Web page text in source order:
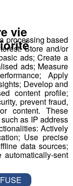
preuves pour
sa maison
de plancher
de Santé.
Grand Frais, à
processing based
Store and/or
ads; Create a
ads; Measure
Apply
Develop and
content profile;
prevent fraud,
content. These
as IP address
Actively
Use precise
data sources;
sent
vie